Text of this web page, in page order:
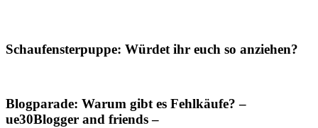
Schaufensterpuppe: Würdet ihr euch so anziehen?
Blogparade: Warum gibt es Fehlkäufe? –
ue30Blogger and friends –